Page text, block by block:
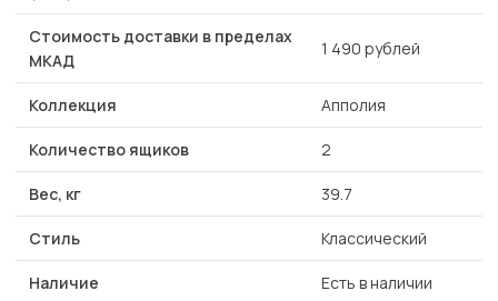
Стоимость доставки в пределах
МКАД
1 490 рублей
Коллекция Апполия
Количество ящиков 2
Вес, кг 39.7
Стиль Классический
Наличие Есть в наличии